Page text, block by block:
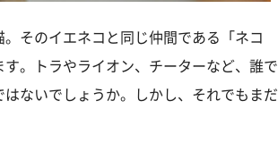
そのイエネコと同じ仲間である「ネコ
。トラやライオン、チーターなど、誰で
ないでしょうか。しかし、それでもまだ